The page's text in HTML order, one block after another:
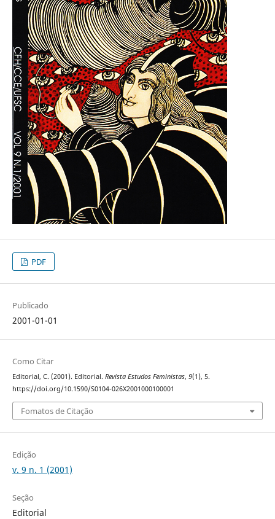
PDF
Publicado
2001-01-01
Como Citar
Editorial, C. (2001). Editorial. Revista Estudos Feministas, 9(1), 5.
https://doi.org/10.1590/S0104-026X2001000100001
Fomatos de Citação
Edição
v. 9 n. 1 (2001)
Seção
Editorial